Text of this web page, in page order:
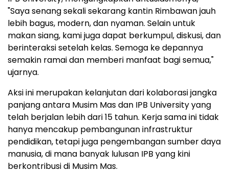
"Saya senang sekali sekarang kantin Rimbawan jauh
lebih bagus, modern, dan nyaman. Selain untuk
makan siang, kami juga dapat berkumpul, diskusi, dan
berinteraksi setelah kelas. Semoga ke depannya
semakin ramai dan memberi manfaat bagi semua,"
ujarnya.
Aksi ini merupakan kelanjutan dari kolaborasi jangka
panjang antara Musim Mas dan IPB University yang
telah berjalan lebih dari 15 tahun. Kerja sama ini tidak
hanya mencakup pembangunan infrastruktur
pendidikan, tetapi juga pengembangan sumber daya
manusia, di mana banyak lulusan IPB yang kini
berkontribusi di Musim Mas.